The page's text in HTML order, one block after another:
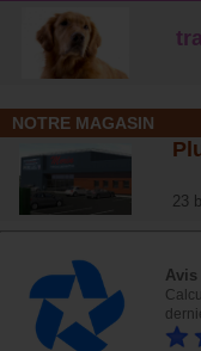
NOTRE MAGASIN
23
Avis